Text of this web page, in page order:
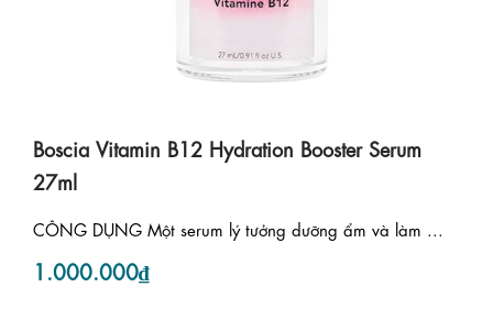
Boscia Vitamin B12 Hydration Booster Serum
27ml
CÔNG DỤNG Một serum lý tưởng dưỡng ẩm và làm ...
1.000.000₫